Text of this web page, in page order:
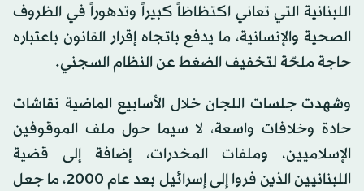
اللبنانية التي تعاني اكتظاظاً كبيراً وتدهوراً في الظروف
الصحية والإنسانية، ما يدفع باتجاه إقرار القانون باعتباره
حاجة ملحّة لتخفيف الضغط عن النظام السجني.
وشهدت جلسات اللجان خلال الأسابيع الماضية نقاشات
حادة وخلافات واسعة، لا سيما حول ملف الموقوفين
الإسلاميين، وملفات المخدرات، إضافة إلى قضية
اللبنانيين الذين فروا إلى إسرائيل بعد عام 2000، ما جعل